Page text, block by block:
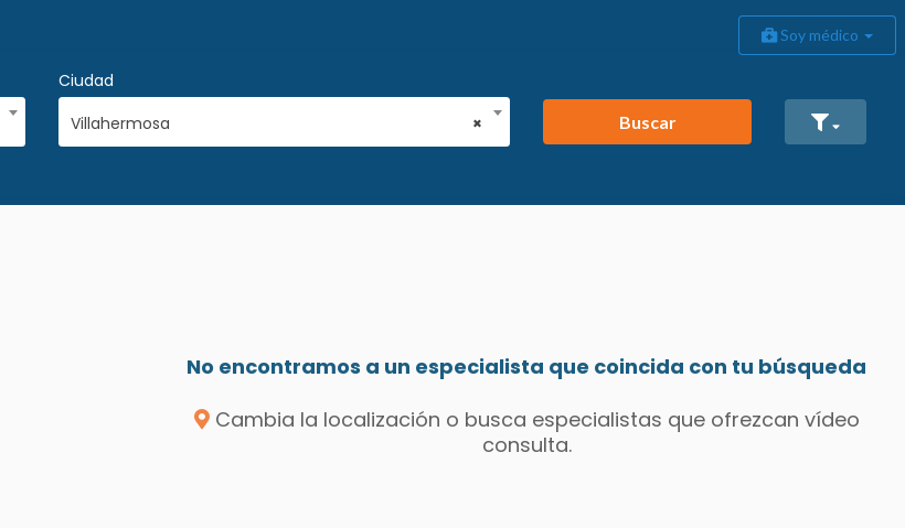
Soy médico
Ciudad
×
Villahermosa Buscar
No encontramos a un especialista que coincida con tu búsqueda
Cambia la localización o busca especialistas que ofrezcan vídeo
consulta.